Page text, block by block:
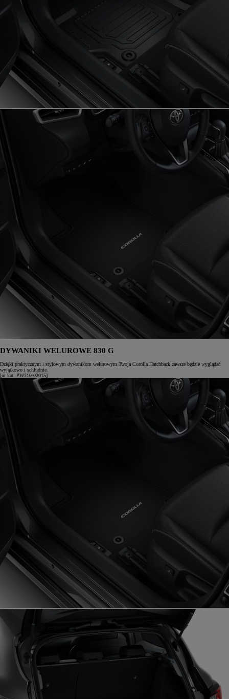
DYWANIKI WELUROWE 830 G
Dzięki praktycznym i stylowym dywanikom welurowym Twoja Corolla Hatchback zawsze będzie wyglądać
wyjątkowo i schludnie.
[nr kat. PW210-02015]